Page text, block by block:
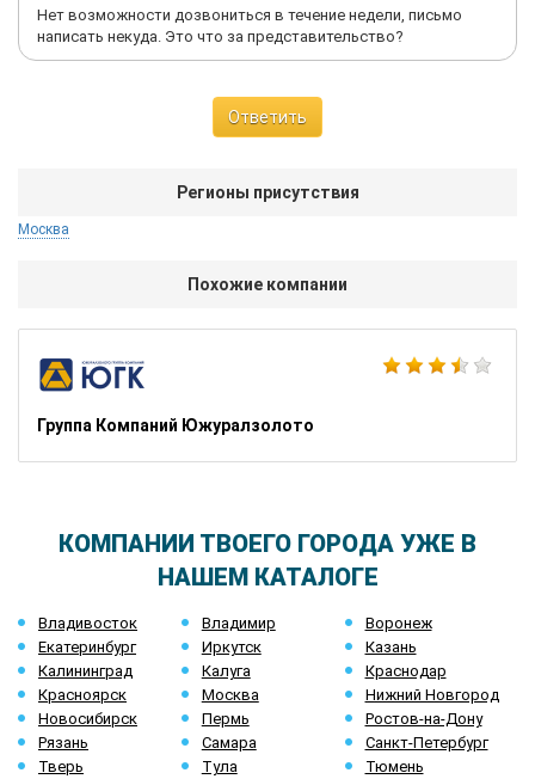
Нет возможности дозвониться в течение недели, письмо
написать некуда. Это что за представительство?
Ответить
Регионы присутствия
Москва
Похожие компании
Группа Компаний Южуралзолото
КОМПАНИИ ТВОЕГО ГОРОДА УЖЕ В
НАШЕМ КАТАЛОГЕ
Владивосток Владимир
Воронеж
Екатеринбург
Иркутск
Казань
Калининград
Калуга
Краснодар
Красноярск
Москва
Нижний Новгород
Новосибирск
Пермь
Ростов-на-Дону
Рязань
Самара
Санкт-Петербург
Тверь
Тула Тюмень